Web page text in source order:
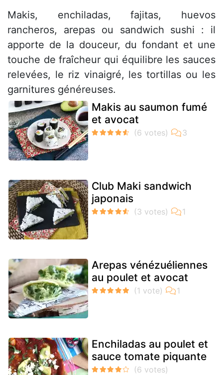
Makis, enchiladas, fajitas, huevos
rancheros, arepas ou sandwich sushi : il
apporte de la douceur, du fondant et une
touche de fraîcheur qui équilibre les sauces
relevées, le riz vinaigré, les tortillas ou les
garnitures généreuses.
Makis au saumon fumé
et avocat
Club Maki sandwich
japonais
Arepas vénézuéliennes
au poulet et avocat
Enchiladas au poulet et
sauce tomate piquante